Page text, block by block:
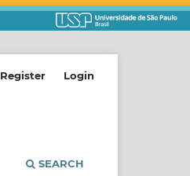
SEARCH
Register Login